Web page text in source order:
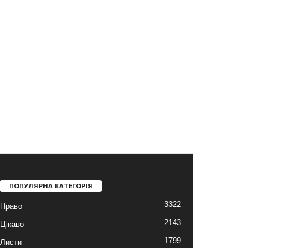
ПОПУЛЯРНА КАТЕГОРІЯ
Право 3322
Цікаво 2143
Листи 1799